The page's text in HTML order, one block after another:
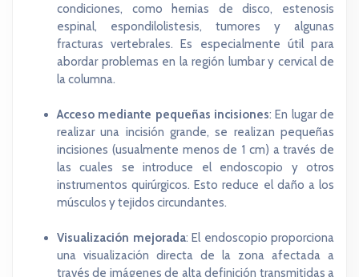
condiciones, como hernias de disco, estenosis
espinal, espondilolistesis, tumores y algunas
fracturas vertebrales. Es especialmente útil para
abordar problemas en la región lumbar y cervical de
la columna.
Acceso mediante pequeñas incisiones: En lugar de
realizar una incisión grande, se realizan pequeñas
incisiones (usualmente menos de 1 cm) a través de
las cuales se introduce el endoscopio y otros
instrumentos quirúrgicos. Esto reduce el daño a los
músculos y tejidos circundantes.
Visualización mejorada: El endoscopio proporciona
una visualización directa de la zona afectada a
través de imágenes de alta definición transmitidas a